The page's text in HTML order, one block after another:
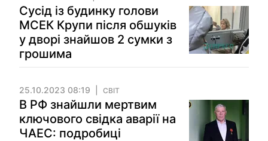
Сусід із будинку голови
МСЕК Крупи після обшуків
у дворі знайшов 2 сумки з
грошима
25.10.2023 08:19 СВІТ
В РФ знайшли мертвим
ключового свідка аварії на
ЧАЕС: подробиці